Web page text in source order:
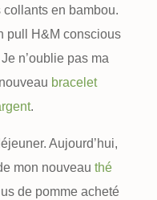
en bambou.
pull H&M conscious
Je n’oublie pas ma
bracelet
.
Aujourd’hui,
mon nouveau thé
de pomme acheté